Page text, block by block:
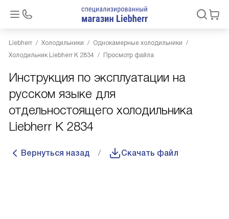
Liebherr Холодильники
Однокамерные холодильники
Холодильник Liebherr K 2834
Просмотр файла
Инструкция по эксплуатации на
русском языке для
отдельностоящего холодильника
Liebherr K 2834
Вернуться назад Скачать файл